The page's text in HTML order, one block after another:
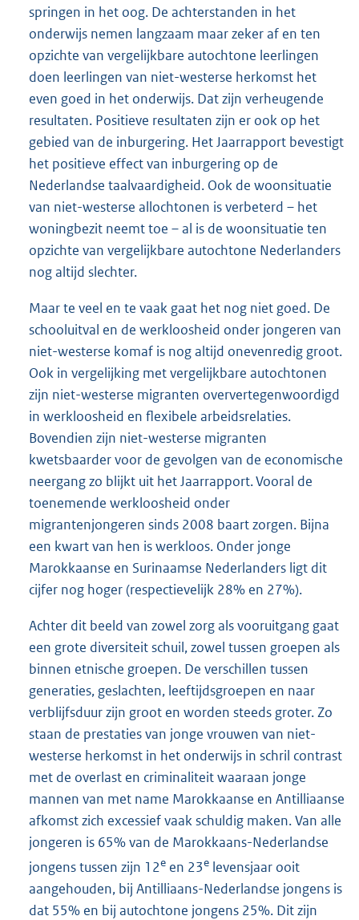
springen in het oog. De achterstanden in het
onderwijs nemen langzaam maar zeker af en ten
opzichte van vergelijkbare autochtone leerlingen
doen leerlingen van niet-westerse herkomst het
even goed in het onderwijs. Dat zijn verheugende
resultaten. Positieve resultaten zijn er ook op het
gebied van de inburgering. Het Jaarrapport bevestigt
het positieve effect van inburgering op de
Nederlandse taalvaardigheid. Ook de woonsituatie
van niet-westerse allochtonen is verbeterd – het
woningbezit neemt toe – al is de woonsituatie ten
opzichte van vergelijkbare autochtone Nederlanders
nog altijd slechter.
Maar te veel en te vaak gaat het nog niet goed. De
schooluitval en de werkloosheid onder jongeren van
niet-westerse komaf is nog altijd onevenredig groot.
Ook in vergelijking met vergelijkbare autochtonen
zijn niet-westerse migranten oververtegenwoordigd
in werkloosheid en flexibele arbeidsrelaties.
Bovendien zijn niet-westerse migranten
kwetsbaarder voor de gevolgen van de economische
neergang zo blijkt uit het Jaarrapport. Vooral de
toenemende werkloosheid onder
migrantenjongeren sinds 2008 baart zorgen. Bijna
een kwart van hen is werkloos. Onder jonge
Marokkaanse en Surinaamse Nederlanders ligt dit
cijfer nog hoger (respectievelijk 28% en 27%).
Achter dit beeld van zowel zorg als vooruitgang gaat
een grote diversiteit schuil, zowel tussen groepen als
binnen etnische groepen. De verschillen tussen
generaties, geslachten, leeftijdsgroepen en naar
verblijfsduur zijn groot en worden steeds groter. Zo
staan de prestaties van jonge vrouwen van niet-
westerse herkomst in het onderwijs in schril contrast
met de overlast en criminaliteit waaraan jonge
mannen van met name Marokkaanse en Antilliaanse
afkomst zich excessief vaak schuldig maken. Van alle
jongeren is 65% van de Marokkaans-Nederlandse
jongens tussen zijn 12e en 23e levensjaar ooit
aangehouden, bij Antilliaans-Nederlandse jongens is
dat 55% en bij autochtone jongens 25%. Dit zijn